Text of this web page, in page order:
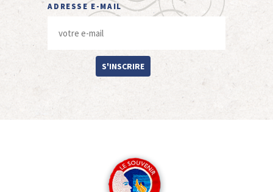
ADRESSE E-MAIL
S'INSCRIRE